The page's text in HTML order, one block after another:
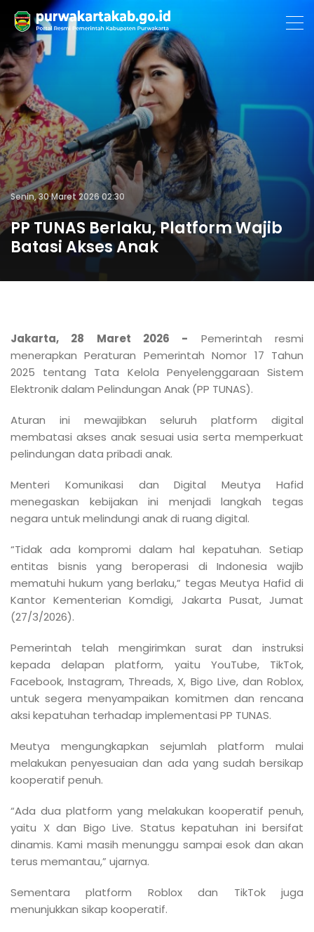
Senin, 30 Maret 2026 02:30
PP TUNAS Berlaku, Platform Wajib
Batasi Akses Anak
Jakarta, 28 Maret 2026 - Pemerintah resmi
menerapkan Peraturan Pemerintah Nomor 17 Tahun
2025 tentang Tata Kelola Penyelenggaraan Sistem
Elektronik dalam Pelindungan Anak (PP TUNAS).
Aturan ini mewajibkan seluruh platform digital
membatasi akses anak sesuai usia serta memperkuat
pelindungan data pribadi anak.
Menteri Komunikasi dan Digital Meutya Hafid
menegaskan kebijakan ini menjadi langkah tegas
negara untuk melindungi anak di ruang digital.
“Tidak ada kompromi dalam hal kepatuhan. Setiap
entitas bisnis yang beroperasi di Indonesia wajib
mematuhi hukum yang berlaku,” tegas Meutya Hafid di
Kantor Kementerian Komdigi, Jakarta Pusat, Jumat
(27/3/2026).
Pemerintah telah mengirimkan surat dan instruksi
kepada delapan platform, yaitu YouTube, TikTok,
Facebook, Instagram, Threads, X, Bigo Live, dan Roblox,
untuk segera menyampaikan komitmen dan rencana
aksi kepatuhan terhadap implementasi PP TUNAS.
Meutya mengungkapkan sejumlah platform mulai
melakukan penyesuaian dan ada yang sudah bersikap
kooperatif penuh.
“Ada dua platform yang melakukan kooperatif penuh,
yaitu X dan Bigo Live. Status kepatuhan ini bersifat
dinamis. Kami masih menunggu sampai esok dan akan
terus memantau,” ujarnya.
Sementara platform Roblox dan TikTok juga
menunjukkan sikap kooperatif.